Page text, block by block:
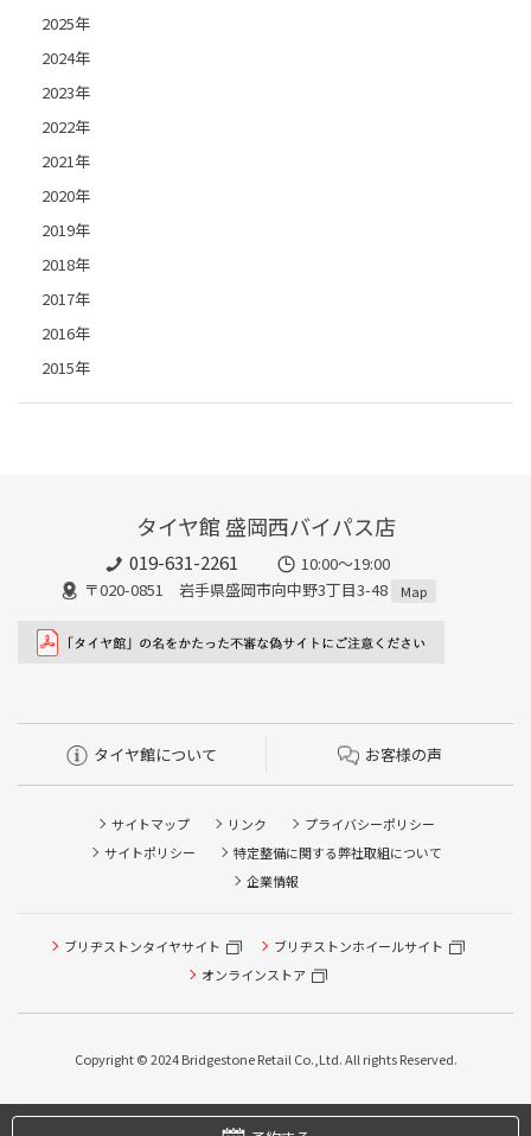
2025年
2024年
2023年
2022年
2021年
2020年
2019年
2018年
2017年
2016年
2015年
タイヤ館 盛岡西バイパス店
019-631-2261
10:00～19:00
〒020-0851 岩手県盛岡市向中野3丁目3-48
Map
タイヤ館について お客様の声
サイトマップ リンク
プライバシーポリシー
サイトポリシー
特定整備に関する弊社取組について
企業情報
ブリヂストンタイヤサイト
ブリヂストンホイールサイト
オンラインストア
Copyright © 2024 Bridgestone Retail Co.,Ltd. All rights Reserved.
ピット作業の予約